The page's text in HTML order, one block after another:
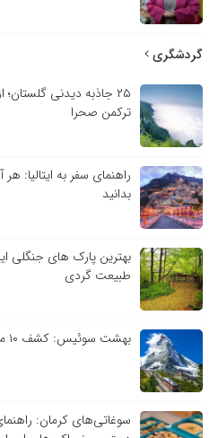
گردشگری
۲۵ جاذبه دیدنی
ترکمن صحرا
راهنمای سفر به ایتالیا:
بدانید
بهترین پارک های جنگلی
طبیعت گردی
بهشت سوئیس: کشف ۱۰ مکان گردشگری و دیدنی برتر
سوغاتی‌های کرمان: